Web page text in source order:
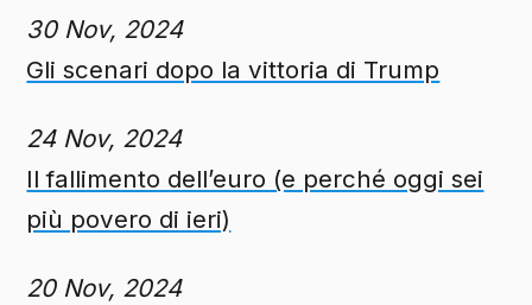
30 Nov, 2024
Gli scenari dopo la vittoria di Trump
24 Nov, 2024
Il fallimento dell’euro (e perché oggi sei
più povero di ieri)
20 Nov, 2024